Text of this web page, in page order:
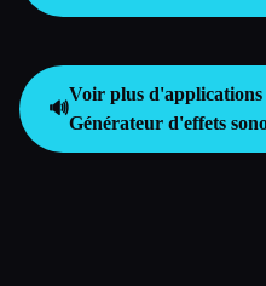
🔊
Voir plus d'applications
Générateur d'effets